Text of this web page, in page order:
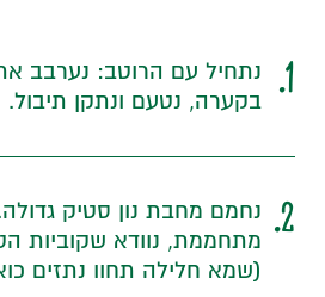
1.
נתחיל עם הרוטב: נערבב
בקערה, נטעם ונתקן תיבול.
2.
נחמם מחבת נון סטיק
מתחממת, נוודא שקוביות
(שמא חלילה תחוו נתזים